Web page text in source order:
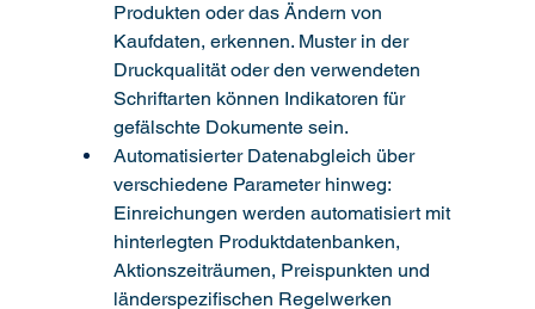
Produkten oder das Ändern von
Kaufdaten, erkennen. Muster in der
Druckqualität oder den verwendeten
Schriftarten können Indikatoren für
gefälschte Dokumente sein.
Automatisierter Datenabgleich über
verschiedene Parameter hinweg:
Einreichungen werden automatisiert mit
hinterlegten Produktdatenbanken,
Aktionszeiträumen, Preispunkten und
länderspezifischen Regelwerken